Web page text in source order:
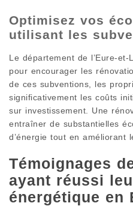
Optimisez vos
utilisant les
Le département de l’Eure-
pour encourager les
de ces subventions, les
significativement les coûts
sur investissement. Une
entraîner de substantielles
d’énergie tout en améliorant
Témoignages
ayant réussi
énergétique en